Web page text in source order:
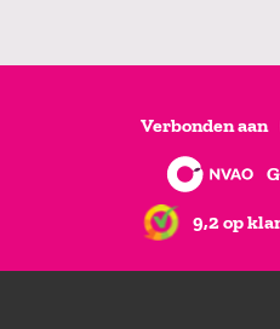
Verbonden aan
9,2 op